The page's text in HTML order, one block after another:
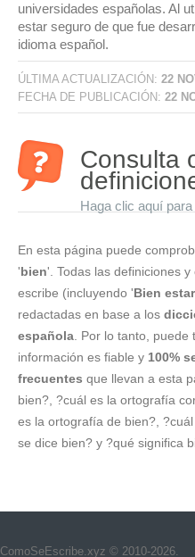
universidades españolas. Al
estar seguro de que fue
idioma español.
ÚLTIMA ACTUALIZACIÓN: 22
FECHA DE PUBLICACIÓN: 22
Consulta
Haga clic aquí
En esta página puede
'bien'. Todas las definiciones
escribe (incluyendo 'Bien
redactadas en base a los
española . Por lo tanto,
información es fiable y 100%
frecuentes que llevan a esta
bien?, ?cuál es la ortografía
es la ortografía de bien?,
se dice bien? y ?qué significa
ComoSeEscribe.xyz © 2010-2026.